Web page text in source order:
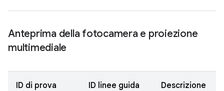
Anteprima della fotocamera e proiezione
multimediale
ID di prova ID linee guida Descrizione